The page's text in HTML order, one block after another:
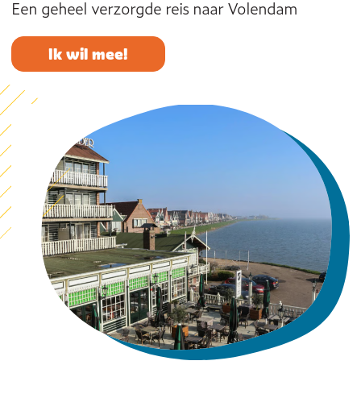
Een geheel verzorgde reis naar Volendam
Ik wil mee!